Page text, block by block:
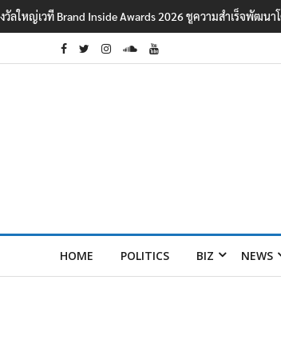
งวัลใหญ่เวที Brand Inside Awards 2026 ชูความสำเร็จพัฒ
HOME POLITICS BIZ NEWS